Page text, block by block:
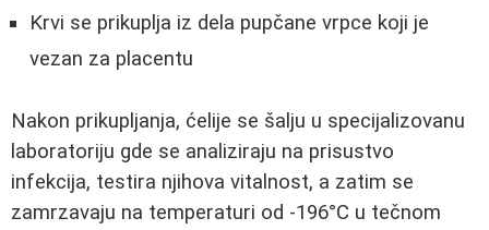
Krvi se prikuplja iz dela pupčane vrpce koji je
vezan za placentu
Nakon prikupljanja, ćelije se šalju u specijalizovanu
laboratoriju gde se analiziraju na prisustvo
infekcija, testira njihova vitalnost, a zatim se
zamrzavaju na temperaturi od -196°C u tečnom